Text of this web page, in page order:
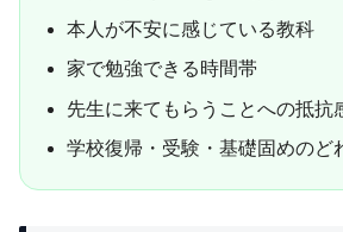
本人が不安に感じている教科
家で勉強できる時間帯
先生に来てもらうことへの抵抗
学校復帰・受験・基礎固めのど